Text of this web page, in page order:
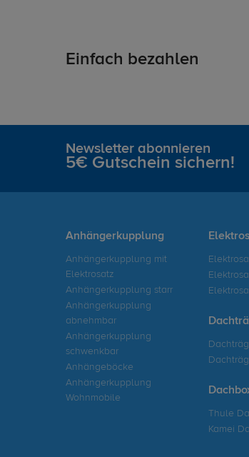
Einfach bezahlen
Newsletter abonnieren
5€ Gutschein sichern!
Anhängerkupplung
Anhängerkupplung mit
Elektrosatz
Anhängerkupplung starr
Anhängerkupplung
abnehmbar
Anhängerkupplung
schwenkbar
Anhängeböcke
Anhängerkupplung
Wohnmobile
Thule
Kamei